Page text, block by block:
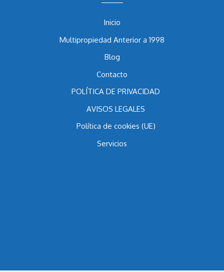
Inicio
Multipropiedad Anterior a 1998
Blog
Contacto
POLÍTICA DE PRIVACIDAD
AVISOS LEGALES
Política de cookies (UE)